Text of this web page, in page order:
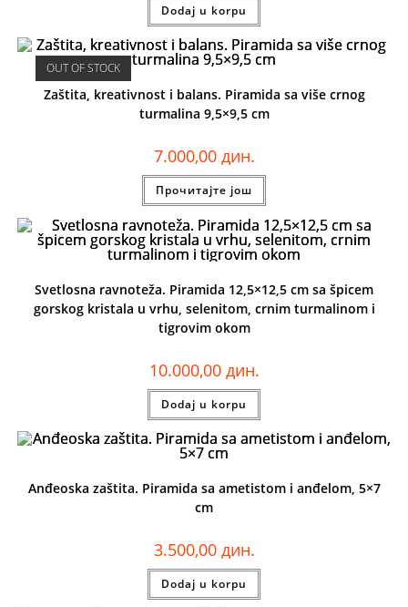
Dodaj u korpu
OUT OF STOCK
Zaštita, kreativnost i balans. Piramida sa više crnog
turmalina 9,5×9,5 cm
7.000,00 дин.
Прочитајте још
Svetlosna ravnoteža. Piramida 12,5×12,5 cm sa špicem
gorskog kristala u vrhu, selenitom, crnim turmalinom i
tigrovim okom
10.000,00 дин.
Dodaj u korpu
Anđeoska zaštita. Piramida sa ametistom i anđelom, 5×7
cm
3.500,00 дин.
Dodaj u korpu